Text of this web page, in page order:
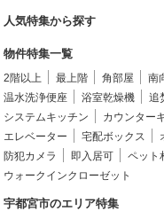
人気特集から探す
物件特集一覧
2階以上 最上階 角部屋 南
温水洗浄便座
浴室乾燥機 追
システムキッチン
カウンター
エレベーター
宅配ボックス
防犯カメラ
即入居可 ペット
ウォークインクローゼット
宇都宮市のエリア特集